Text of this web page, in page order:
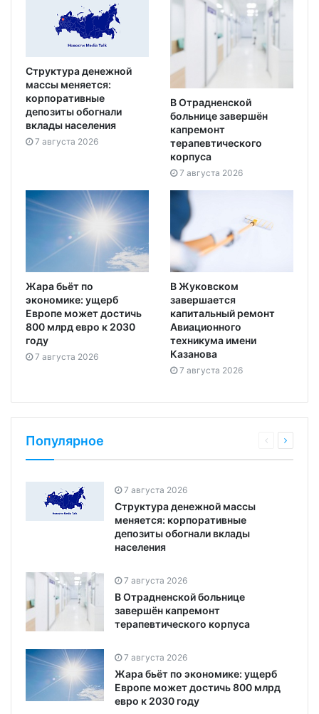
Структура денежной
массы меняется:
корпоративные
депозиты обогнали
вклады населения
7 августа 2026
В Отрадненской
больнице завершён
капремонт
терапевтического
корпуса
7 августа 2026
Жара бьёт по
экономике: ущерб
Европе может достичь
800 млрд евро к 2030
году
7 августа 2026
В Жуковском
завершается
капитальный ремонт
Авиационного
техникума имени
Казанова
7 августа 2026
Популярное
7 августа 2026
Структура денежной массы
меняется: корпоративные
депозиты обогнали вклады
населения
7 августа 2026
В Отрадненской больнице
завершён капремонт
терапевтического корпуса
7 августа 2026
Жара бьёт по экономике: ущерб
Европе может достичь 800 млрд
евро к 2030 году